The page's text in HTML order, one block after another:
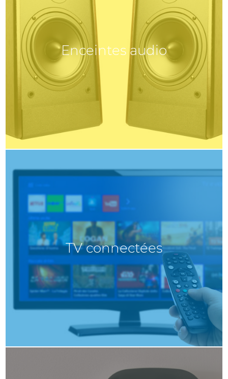
Enceintes audio
TV connectées